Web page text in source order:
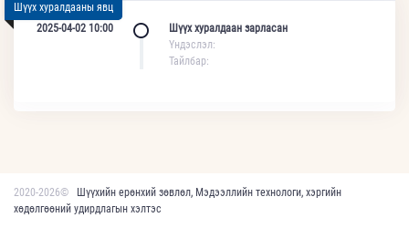
Шүүх хуралдааны явц
2025-04-02 10:00
Шүүх хуралдаан зарласан
Үндэслэл:
Тайлбар:
2020-2026©
Шүүхийн ерөнхий зөвлөл, Мэдээллийн технологи, хэргийн
хөдөлгөөний удирдлагын хэлтэс